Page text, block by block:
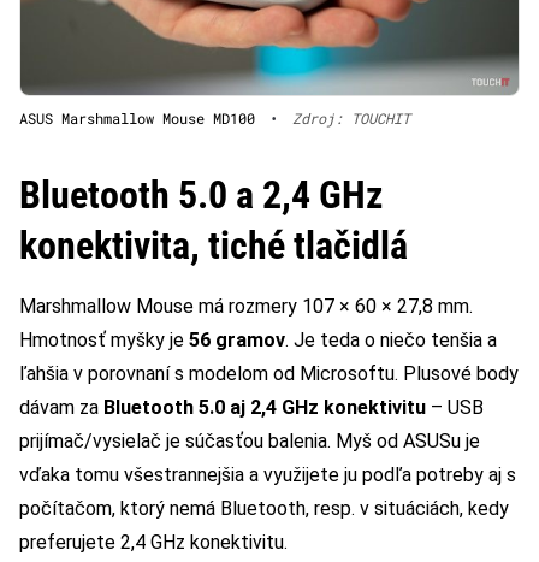
ASUS Marshmallow Mouse MD100 • Zdroj: TOUCHIT
Bluetooth 5.0 a 2,4 GHz
konektivita, tiché tlačidlá
Marshmallow Mouse má rozmery 107 × 60 × 27,8 mm.
Hmotnosť myšky je 56 gramov. Je teda o niečo tenšia a
ľahšia v porovnaní s modelom od Microsoftu. Plusové body
dávam za Bluetooth 5.0 aj 2,4 GHz konektivitu – USB
prijímač/vysielač je súčasťou balenia. Myš od ASUSu je
vďaka tomu všestrannejšia a využijete ju podľa potreby aj s
počítačom, ktorý nemá Bluetooth, resp. v situáciách, kedy
preferujete 2,4 GHz konektivitu.